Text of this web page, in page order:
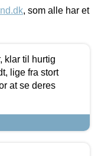
, som alle har et
klar til hurtig
lige fra stort
at se deres